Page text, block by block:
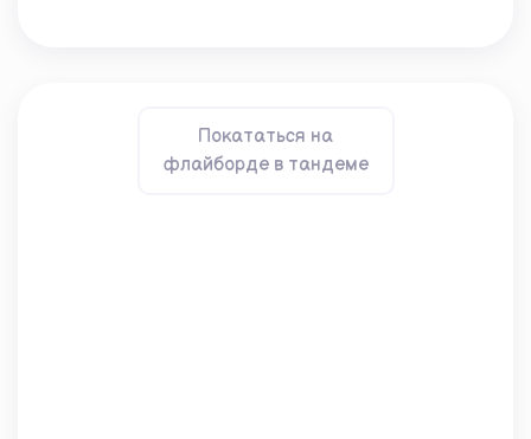
Покататься на
флайборде в тандеме